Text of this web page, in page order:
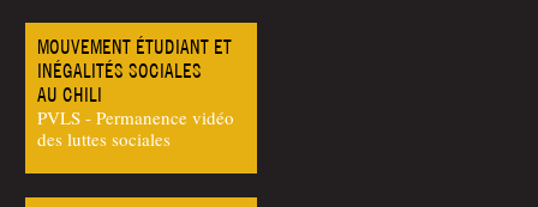
MOUVEMENT ÉTUDIANT ET
INÉGALITÉS SOCIALES
AU CHILI
PVLS - Permanence vidéo
des luttes sociales